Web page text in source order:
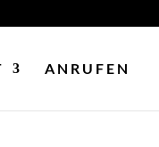
ANRUFEN